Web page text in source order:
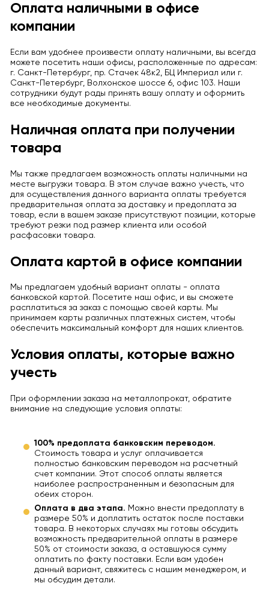
Оплата наличными в офисе
компании
Если вам удобнее произвести оплату наличными, вы всегда
можете посетить наши офисы, расположенные по адресам:
г. Санкт-Петербург, пр. Стачек 48к2, БЦ Империал или г.
Санкт-Петербург, Волхонское шоссе 6, офис 103. Наши
сотрудники будут рады принять вашу оплату и оформить
все необходимые документы.
Наличная оплата при получении
товара
Мы также предлагаем возможность оплаты наличными на
месте выгрузки товара. В этом случае важно учесть, что
для осуществления данного варианта оплаты требуется
предварительная оплата за доставку и предоплата за
товар, если в вашем заказе присутствуют позиции, которые
требуют резки под размер клиента или особой
расфасовки товара.
Оплата картой в офисе компании
Мы предлагаем удобный вариант оплаты - оплата
банковской картой. Посетите наш офис, и вы сможете
расплатиться за заказ с помощью своей карты. Мы
принимаем карты различных платежных систем, чтобы
обеспечить максимальный комфорт для наших клиентов.
Условия оплаты, которые важно
учесть
При оформлении заказа на металлопрокат, обратите
внимание на следующие условия оплаты:
100% предоплата банковским переводом.
Стоимость товара и услуг оплачивается
полностью банковским переводом на расчетный
счет компании. Этот способ оплаты является
наиболее распространенным и безопасным для
обеих сторон.
Оплата в два этапа. Можно внести предоплату в
размере 50% и доплатить остаток после поставки
товара. В некоторых случаях мы готовы обсудить
возможность предварительной оплаты в размере
50% от стоимости заказа, а оставшуюся сумму
оплатить по факту поставки. Если вам удобен
данный вариант, свяжитесь с нашим менеджером, и
мы обсудим детали.